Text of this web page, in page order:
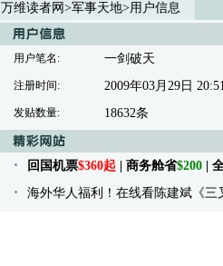
万维读者网 >军事天地>用户信息
用户笔名: 一剑破天
注册时间: 2009年03月29日
发贴数量: 18632条
回国机票$360起 | 商务舱省$200 |
海外华人福利！在线看陈建斌《